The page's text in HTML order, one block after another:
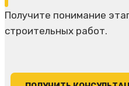
Получите понимание
строительных работ.